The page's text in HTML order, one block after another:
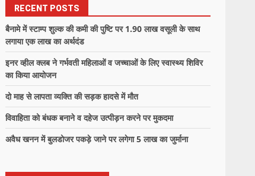
RECENT POSTS
बैनामे में स्टाम्प शुल्क की कमी की पुष्टि पर 1.90 लाख वसूली के साथ
लगाया एक लाख का अर्थदंड
इनर व्हील क्लब ने गर्भवती महिलाओं व जच्चाओं के लिए स्वास्थ्य शिविर
का किया आयोजन
दो माह से लापता व्यक्ति की सड़क हादसे में मौत
विवाहिता को बंधक बनाने व दहेज उत्पीड़न करने पर मुकदमा
अवैध खनन में बुलडोजर पकड़े जाने पर लगेगा 5 लाख का जुर्माना